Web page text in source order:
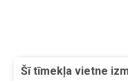
Šī tīmekļa vietne